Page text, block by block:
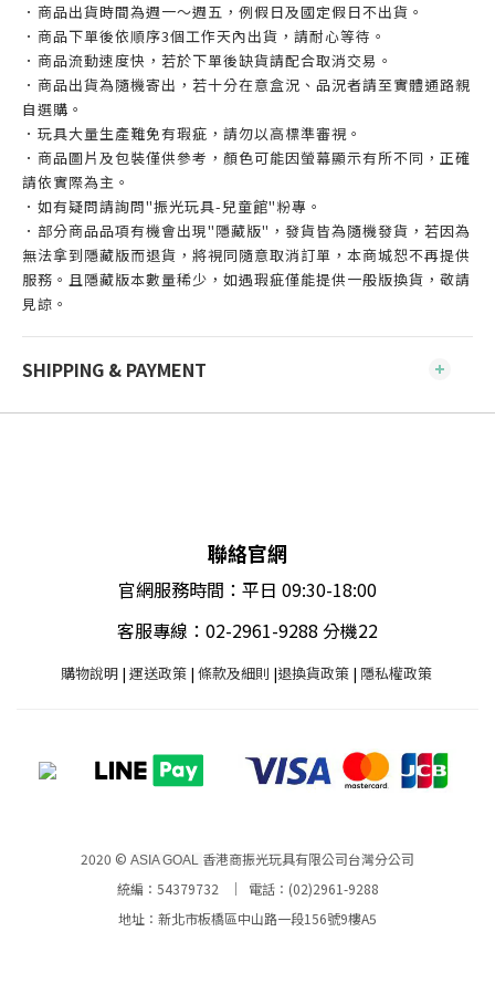
．商品出貨時間為週一～週五，例假日及國定假日不出貨。
．商品下單後依順序3個工作天內出貨，請耐心等待。
．商品流動速度快，若於下單後缺貨請配合取消交易。
．商品出貨為隨機寄出，若十分在意盒況、品況者請至實體通路親
自選購。
．玩具大量生產難免有瑕疵，請勿以高標準審視。
．商品圖片及包裝僅供參考，顏色可能因螢幕顯示有所不同，正確
請依實際為主。
．如有疑問請詢問"振光玩具-兒童館"粉專。
．部分商品品項有機會出現"隱藏版"，發貨皆為隨機發貨，若因為
無法拿到隱藏版而退貨，將視同隨意取消訂單，本商城恕不再提供
服務。且隱藏版本數量稀少，如遇瑕疵僅能提供一般版換貨，敬請
見諒。
SHIPPING & PAYMENT
聯絡官網
官網服務時間：平日 09:30-18:00
客服專線：02-2961-9288 分機22
購物說明| 運送政策 | 條款及細則 |退換貨政策| 隱私權政策
2020 © ASIA GOAL 香港商振光玩具有限公司台灣分公司
統編：54379732 ｜ 電話：(02)2961-9288
地址：新北市板橋區中山路一段156號9樓A5